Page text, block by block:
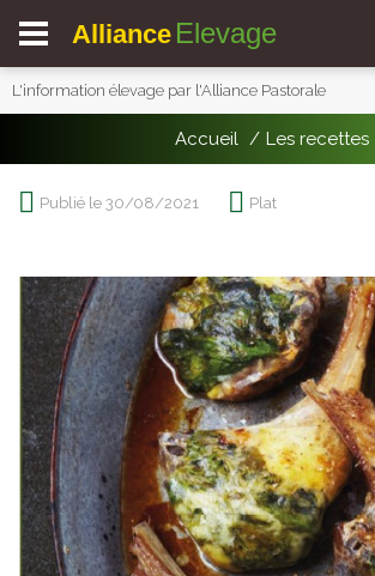
Alliance Elevage
L'information élevage par l'Alliance Pastorale
Accueil Les recettes
Publié le 30/08/2021 Plat